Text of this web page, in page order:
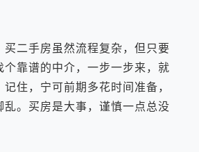
二手房虽然流程复杂，但只要
靠谱的中介，一步一步来，就
住，宁可前期多花时间准备，
。买房是大事，谨慎一点总没